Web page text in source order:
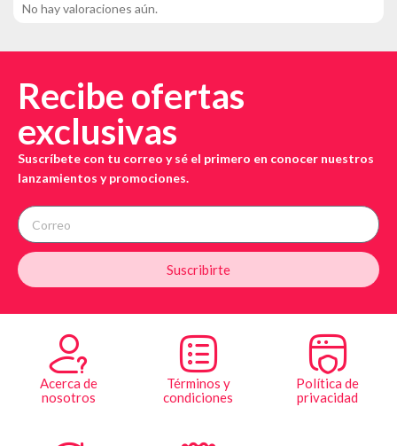
No hay valoraciones aún.
Recibe ofertas
exclusivas
Suscríbete con tu correo y sé el primero en conocer nuestros
lanzamientos y promociones.
Suscribirte
Acerca de
nosotros
Términos y
condiciones
Política de
privacidad